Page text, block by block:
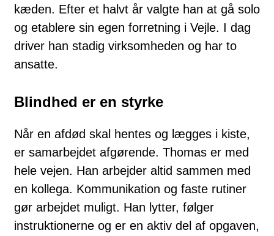
kæden. Efter et halvt år valgte han at gå solo
og etablere sin egen forretning i Vejle. I dag
driver han stadig virksomheden og har to
ansatte.
Blindhed er en styrke
Når en afdød skal hentes og lægges i kiste,
er samarbejdet afgørende. Thomas er med
hele vejen. Han arbejder altid sammen med
en kollega. Kommunikation og faste rutiner
gør arbejdet muligt. Han lytter, følger
instruktionerne og er en aktiv del af opgaven,